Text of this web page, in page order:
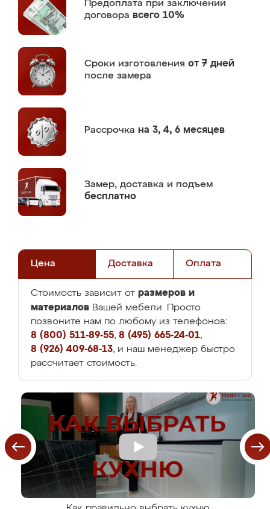
Предоплата при заключении
договора всего 10%
Сроки изготовления от 7 дней
после замера
Рассрочка на 3, 4, 6 месяцев
Замер, доставка и подъем
бесплатно
Цена Доставка Оплата
Стоимость зависит от размеров и
материалов Вашей мебели. Просто
позвоните нам по любому из телефонов:
8 (800) 511-89-55, 8 (495) 665-24-01,
8 (926) 409-68-13, и наш менеджер быстро
рассчитает стоимость.